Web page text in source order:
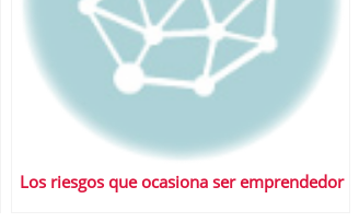
Los riesgos que ocasiona ser emprendedor